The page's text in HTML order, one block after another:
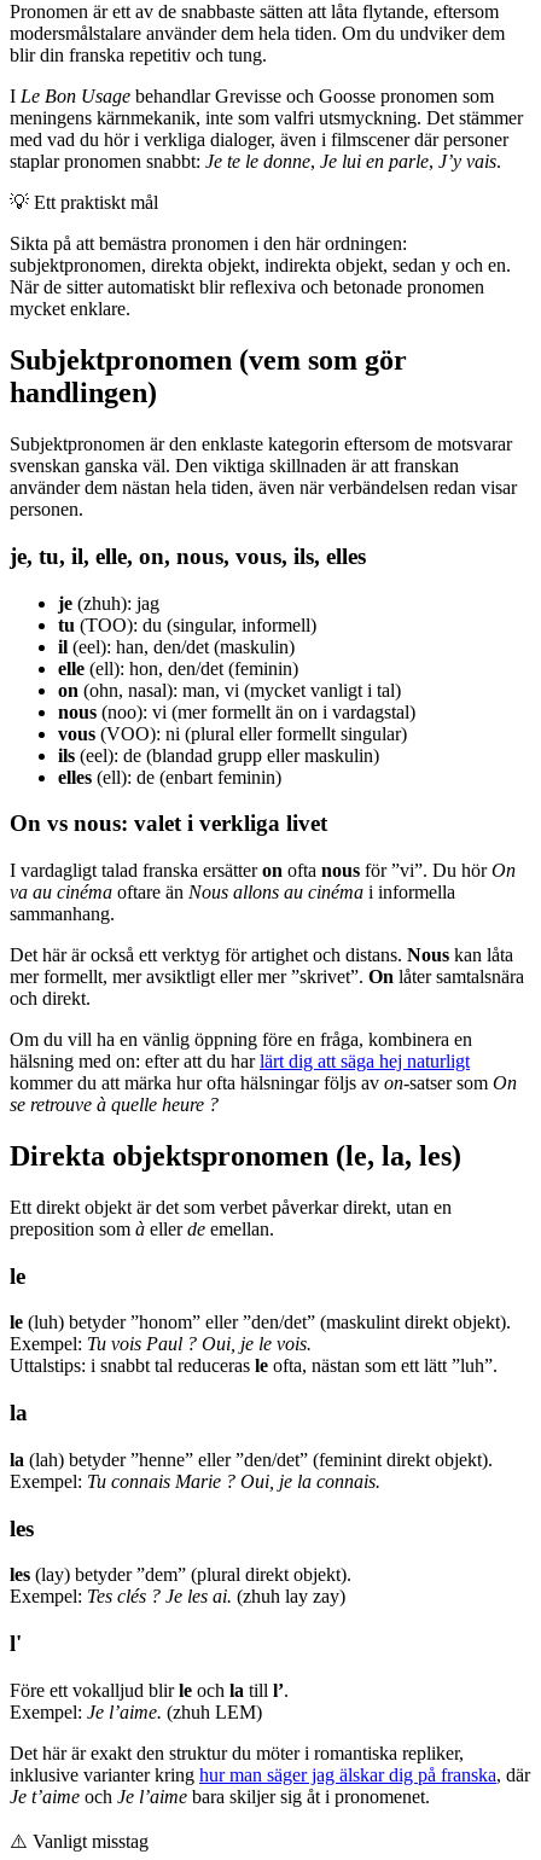
Pronomen är ett av de snabbaste sätten att låta flytande, eftersom
modersmålstalare använder dem hela tiden. Om du undviker dem
blir din franska repetitiv och tung.
I Le Bon Usage behandlar Grevisse och Goosse pronomen som
meningens kärnmekanik, inte som valfri utsmyckning. Det stämmer
med vad du hör i verkliga dialoger, även i filmscener där personer
staplar pronomen snabbt: Je te le donne, Je lui en parle, J’y vais.
💡 Ett praktiskt mål
Sikta på att bemästra pronomen i den här ordningen:
subjektpronomen, direkta objekt, indirekta objekt, sedan y och en.
När de sitter automatiskt blir reflexiva och betonade pronomen
mycket enklare.
Subjektpronomen (vem som gör
handlingen)
Subjektpronomen är den enklaste kategorin eftersom de motsvarar
svenskan ganska väl. Den viktiga skillnaden är att franskan
använder dem nästan hela tiden, även när verbändelsen redan visar
personen.
je, tu, il, elle, on, nous, vous, ils, elles
je (zhuh): jag
tu (TOO): du (singular, informell)
il (eel): han, den/det (maskulin)
elle (ell): hon, den/det (feminin)
on (ohn, nasal): man, vi (mycket vanligt i tal)
nous (noo): vi (mer formellt än on i vardagstal)
vous (VOO): ni (plural eller formellt singular)
ils (eel): de (blandad grupp eller maskulin)
elles (ell): de (enbart feminin)
On vs nous: valet i verkliga livet
I vardagligt talad franska ersätteron ofta nous för ”vi”. Du hörOn
va au cinéma oftare än Nous allons au cinéma i informella
sammanhang.
Det här är också ett verktyg för artighet och distans. Nous kan låta
mer formellt, mer avsiktligt eller mer ”skrivet”. On låter samtalsnära
och direkt.
Om du vill ha en vänlig öppning före en fråga, kombinera en
hälsning med on: efter att du harlärt dig att säga hej naturligt
kommer du att märka hur ofta hälsningar följs av on-satser som On
se retrouve à quelle heure ?
Direkta objektspronomen (le, la, les)
Ett direkt objekt är det som verbet påverkar direkt, utan en
preposition som à ellerde emellan.
le
le (luh) betyder ”honom” eller ”den/det” (maskulint direkt objekt).
Exempel: Tu vois Paul ? Oui, je le vois.
Uttalstips: i snabbt tal reduceras le ofta, nästan som ett lätt ”luh”.
la
la (lah) betyder ”henne” eller ”den/det” (feminint direkt objekt).
Exempel: Tu connais Marie ? Oui, je la connais.
les
les (lay) betyder ”dem” (plural direkt objekt).
Exempel: Tes clés ? Je les ai. (zhuh lay zay)
l'
Före ett vokalljud blirle och la till l’.
Exempel: Je l’aime. (zhuh LEM)
Det här är exakt den struktur du möter i romantiska repliker,
inklusive varianter kring hur man säger jag älskar dig på franska, där
Je t’aime och Je l’aime bara skiljer sig åt i pronomenet.
⚠️ Vanligt misstag